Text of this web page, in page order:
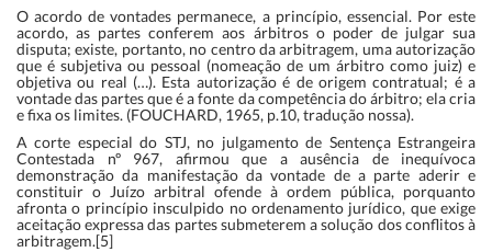
O acordo de vontades permanece, a princípio, essencial. Por este
acordo, as partes conferem aos árbitros o poder de julgar sua
disputa; existe, portanto, no centro da arbitragem, uma autorização
que é subjetiva ou pessoal (nomeação de um árbitro como juiz) e
objetiva ou real (…). Esta autorização é de origem contratual; é a
vontade das partes que é a fonte da competência do árbitro; ela cria
e fixa os limites. (FOUCHARD, 1965, p.10, tradução nossa).
A corte especial do STJ, no julgamento de Sentença Estrangeira
Contestada nº 967, afirmou que a ausência de inequívoca
demonstração da manifestação da vontade de a parte aderir e
constituir o Juízo arbitral ofende à ordem pública, porquanto
afronta o princípio insculpido no ordenamento jurídico, que exige
aceitação expressa das partes submeterem a solução dos conflitos à
arbitragem.[5]